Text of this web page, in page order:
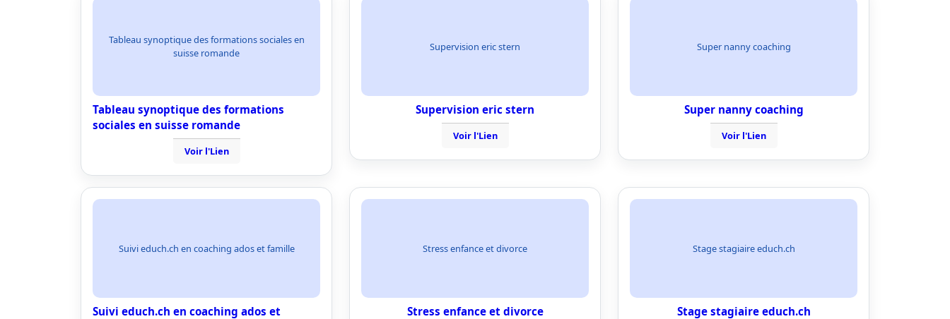
Tableau synoptique des formations sociales en
suisse romande
Tableau synoptique des formations
sociales en suisse romande
Voir l'Lien
Supervision eric stern
Supervision eric stern
Voir l'Lien
Super nanny coaching
Super nanny coaching
Voir l'Lien
Suivi educh.ch en coaching ados et famille
Suivi educh.ch en coaching ados et
Stress enfance et divorce
Stress enfance et divorce
Stage stagiaire educh.ch
Stage stagiaire educh.ch